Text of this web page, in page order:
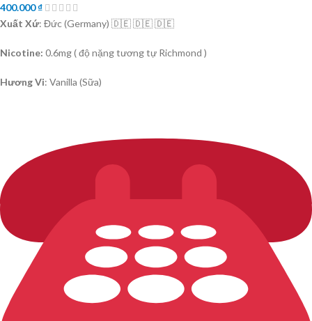
400.000₫
Xuất Xứ: Đức (Germany) 🇩🇪 🇩🇪 🇩🇪
Nicotine: 0.6mg ( độ nặng tương tự Richmond )
Hương Vi: Vanilla (Sữa)